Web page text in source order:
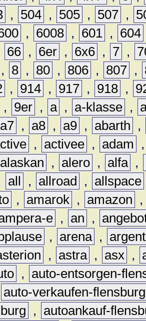
, 504 , 505 , 507 ,
, 6008 , 601 , 604
66 , 6er , 6x6 , 7 ,
, 8 , 80 , 806 , 807 ,
, 914 , 917 , 918 ,
, 9er , a , a-klasse ,
a7 , a8 , a9 , abarth
,
, activee , adam
alaskan , alero , alfa ,
all , allroad , allspace
, amarok , amazon
e , an ,
, arena ,
, astra , asx ,
,
auto-entsorgen-
auto-verkaufen-flensburg
,
autoankauf-